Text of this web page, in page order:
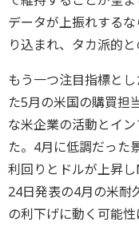
データが上振れする
り込まれ、タカ派的と
もう一つ注目指標と
た5月の米国の購買担
な米企業の活動とイ
た。4月に低調だった
利回りとドルが上昇
24日発表の4月の米耐
の利下げに動く可能